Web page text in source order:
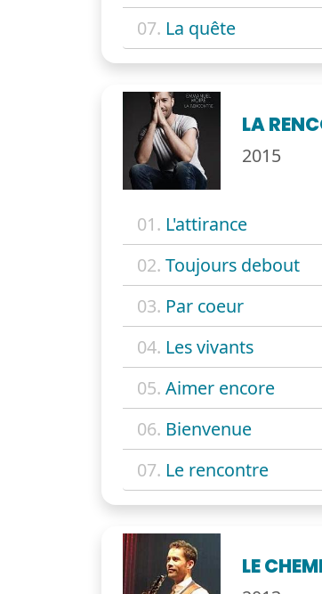
07. La quête
LA
2015
01. L'attirance
02. Toujours debout
03. Par coeur
04. Les vivants
05. Aimer encore
06. Bienvenue
07. Le rencontre
LE